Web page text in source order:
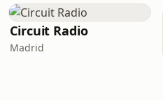
Circuit Radio
Madrid